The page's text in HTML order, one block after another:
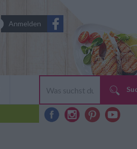
Anmelden